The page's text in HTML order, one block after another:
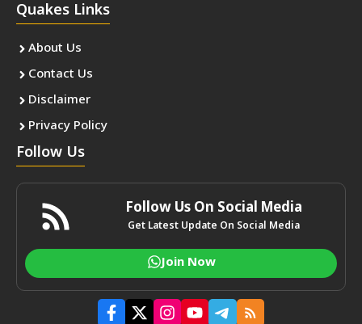
Quakes Links
About Us
Contact Us
Disclaimer
Privacy Policy
Follow Us
Follow Us On Social Media
Get Latest Update On Social Media
Join Now